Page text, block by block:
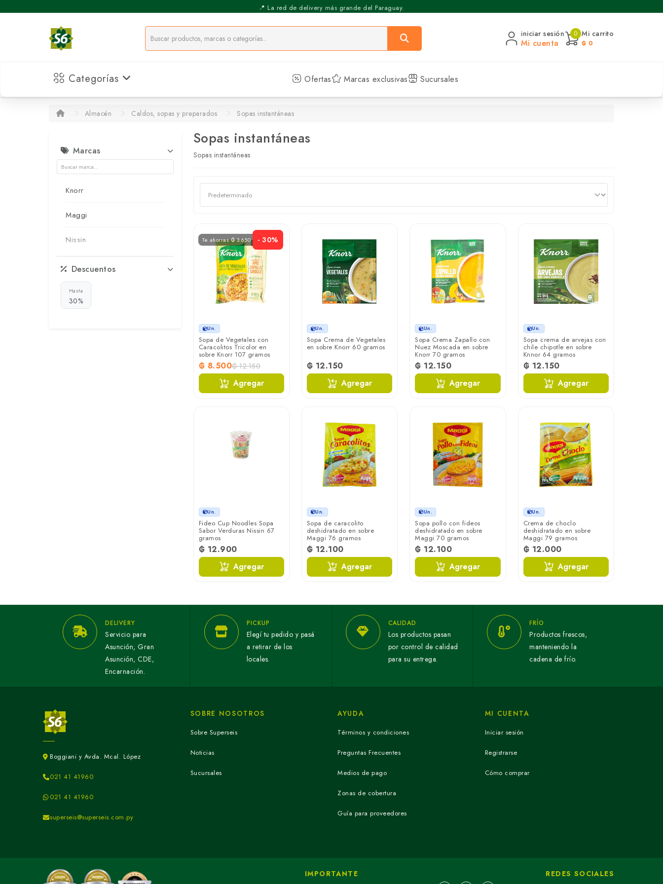
⚡️ Pickup Express - Retirás en 30 min.
iniciar sesión
Mi cuenta
0 Mi carrito
₲ 0
Categorías Ofertas Marcas exclusivas Sucursales
Almacén Caldos, sopas y preparados Sopas instantáneas
Marcas
Knorr
Maggi
Nissin
Descuentos
Hasta
30%
Sopas instantáneas
Sopas instantáneas
Te ahorras ₲ 3.650 - 30%
Un.
Sopa de Vegetales con
Caracolitos Tricolor en
sobre Knorr 107 gramos
₲ 8.500₲ 12.150
Agregar
Un.
Sopa Crema de Vegetales
en sobre Knorr 60 gramos
₲ 12.150
Agregar
Un.
Sopa Crema Zapallo con
Nuez Moscada en sobre
Knorr 70 gramos
₲ 12.150
Agregar
Un.
Sopa crema de arvejas con
chile chipotle en sobre
Knnor 64 gramos
₲ 12.150
Agregar
Un.
Fideo Cup Noodles Sopa
Sabor Verduras Nissin 67
gramos
₲ 12.900
Agregar
Un.
Sopa de caracolito
deshidratado en sobre
Maggi 76 gramos
₲ 12.100
Agregar
Un.
Sopa pollo con fideos
deshidratado en sobre
Maggi 70 gramos
₲ 12.100
Agregar
Un.
Crema de choclo
deshidratado en sobre
Maggi 79 gramos
₲ 12.000
Agregar
DELIVERY
Servicio para
Asunción, Gran
Asunción, CDE,
Encarnación.
PICKUP
Elegí tu pedido y pasá
a retirar de los
locales.
CALIDAD
Los productos pasan
por control de calidad
para su entrega.
FRÍO
Productos frescos,
manteniendo la
cadena de frío.
Boggiani y Avda. Mcal. López
021 41 41960
021 41 41960
superseis@superseis.com.py
SOBRE NOSOTROS
Sobre Superseis
Noticias
Sucursales
AYUDA
Términos y condiciones
Preguntas Frecuentes
Medios de pago
Zonas de cobertura
Guía para proveedores
MI CUENTA
Iniciar sesión
Registrarse
Cómo comprar
IMPORTANTE REDES SOCIALES